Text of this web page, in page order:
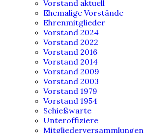
Vorstand aktuell
Ehemalige Vorstände
Ehrenmitglieder
Vorstand 2024
Vorstand 2022
Vorstand 2016
Vorstand 2014
Vorstand 2009
Vorstand 2003
Vorstand 1979
Vorstand 1954
Schießwarte
Unteroffiziere
Mitgliederversammlungen